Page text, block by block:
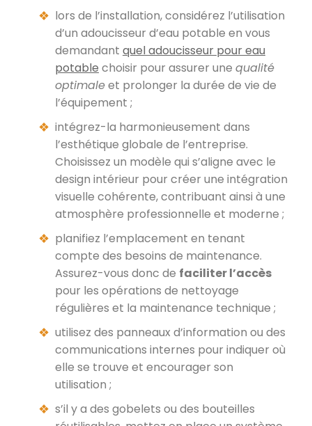
lors de l’installation, considérez l’utilisation
d’un adoucisseur d’eau potable en vous
demandant quel adoucisseur pour eau
potable choisir pour assurer une qualité
optimaleet prolonger la durée de vie de
l’équipement ;
intégrez-la harmonieusement dans
l’esthétique globale de l’entreprise.
Choisissez un modèle qui s’aligne avec le
design intérieur pour créer une intégration
visuelle cohérente, contribuant ainsi à une
atmosphère professionnelle et moderne ;
planifiez l’emplacement en tenant
compte des besoins de maintenance.
Assurez-vous donc de faciliter l’accès
pour les opérations de nettoyage
régulières et la maintenance technique ;
utilisez des panneaux d’information ou des
communications internes pour indiquer où
elle se trouve et encourager son
utilisation ;
s’il y a des gobelets ou des bouteilles